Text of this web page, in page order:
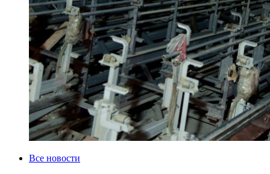
CategoriesВсе новости